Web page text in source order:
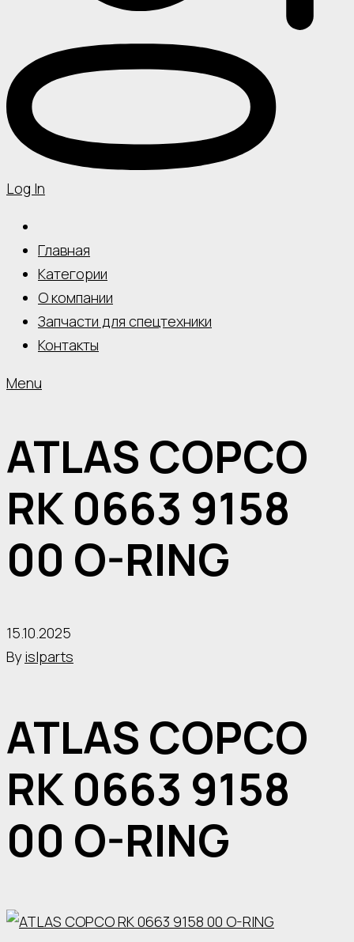
Log In
Главная
Категории
О компании
Запчасти для спецтехники
Контакты
Menu
ATLAS COPCO
RK 0663 9158
00 O-RING
15.10.2025
By islparts
ATLAS COPCO
RK 0663 9158
00 O-RING